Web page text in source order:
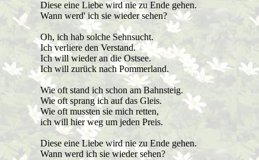
Diese eine Liebe wird nie zu Ende gehen.
Wann werd' ich sie wieder sehen?
Oh, ich hab solche Sehnsucht.
Ich verliere den Verstand.
Ich will wieder an die Ostsee.
Ich will zurück nach Pommerland.
Wie oft stand ich schon am Bahnsteig.
Wie oft sprang ich auf das Gleis.
Wie oft mussten sie mich retten,
ich will hier weg um jeden Preis.
Diese eine Liebe wird nie zu Ende gehen.
Wann werd ich sie wieder sehen?